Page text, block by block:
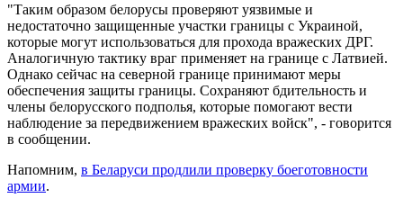
"Таким образом белорусы проверяют уязвимые и
недостаточно защищенные участки границы с Украиной,
которые могут использоваться для прохода вражеских ДРГ.
Аналогичную тактику враг применяет на границе с Латвией.
Однако сейчас на северной границе принимают меры
обеспечения защиты границы. Сохраняют бдительность и
члены белорусского подполья, которые помогают вести
наблюдение за передвижением вражеских войск", - говорится
в сообщении.
Напомним, в Беларуси продлили проверку боеготовности
армии.